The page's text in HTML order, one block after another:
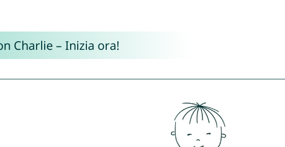
Charlie – Inizia ora!